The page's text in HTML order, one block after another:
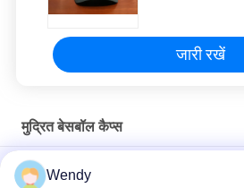
जारी रखें
मुद्रित बेसबॉल कैप्स
2019 क्रिसमस अजीब डिजाइन महिलाओं के लिए
मुद्रितWendy